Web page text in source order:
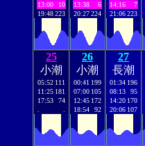
13:00
10
19:48223
13:38
6
20:27224
14:16
7
21:06223
25
小潮
05:52 111
11:25 181
17:53
74
26
小潮
00:41 199
07:00 105
12:45 172
18:54
92
27
長潮
01:34 196
08:13
95
14:20 170
20:06 107